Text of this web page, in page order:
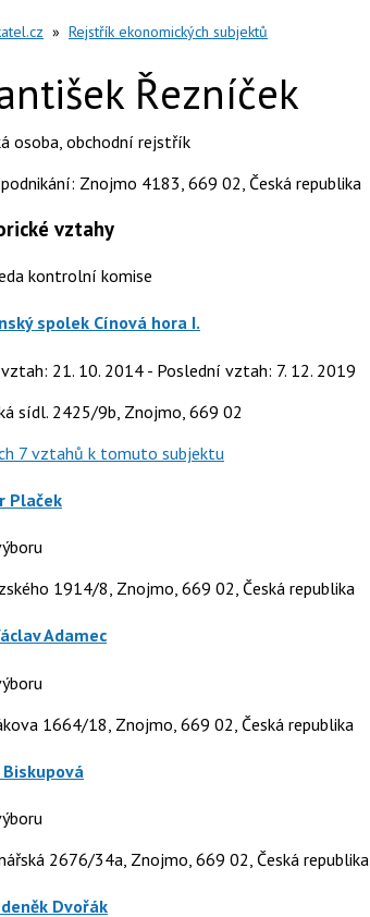
» Rejstřík ekonomických subjektů
Řezníček
osoba obchodní rejstřík
Znojmo 4183, 669 02, Česká republika
vztahy
kontrolní komise
spolek Cínová hora I.
21. 10. 2014 - Poslední vztah: 7. 12. 2019
sídl. 2425/9b, Znojmo, 669 02
7 vztahů k tomuto subjektu
Plaček
1914/8, Znojmo, 669 02, Česká republika
Adamec
1664/18, Znojmo, 669 02, Česká republika
2676/34a, Znojmo, 669 02, Česká republika
Dvořák